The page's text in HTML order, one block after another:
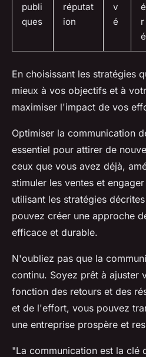
publi
ques
réputat
ion
v
é
é
r
é
En choisissant les stratégies
mieux à vos objectifs et à
maximiser l'impact de vos
Optimiser la communication
essentiel pour attirer de
ceux que vous avez déjà,
stimuler les ventes et
utilisant les stratégies
pouvez créer une approche
efficace et durable.
N'oubliez pas que la
continu. Soyez prêt à ajuster
fonction des retours et des
et de l'effort, vous pouvez
une entreprise prospère et
"La communication est la clé